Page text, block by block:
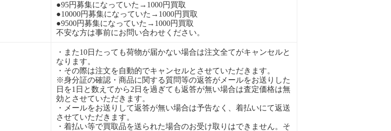
●95円募集になっていた→1000円買取
●10000円募集になっていた→1000円買取
●9500円募集になっていた→1000円買取
不安な方は事前にお問い合わせください。
・また10日たっても荷物が届かない場合は注文全てがキャンセルと
なります。
・その際は注文を自動的でキャンセルとさせていただきます。
※身分証の確認・商品に関する質問等の返答がメールをお送りした
日を1日と数えてから2日を過ぎても返答が無い場合は査定価格は無
効とさせていただきます。
・メールをお送りして返答が無い場合は予告なく、着払いにて返送
させていただきます。
・着払い等で買取品を送られた場合のお受け取りはできません。そ